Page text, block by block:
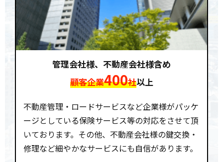
管理会社様、不動産会社様含め
顧客企業400社以上
不動産管理・ロードサービスなど企業様がパッケ
ージとしている保険サービス等の対応をさせて頂
いております。その他、不動産会社様の鍵交換・
修理など細やかなサービスにも自信があります。